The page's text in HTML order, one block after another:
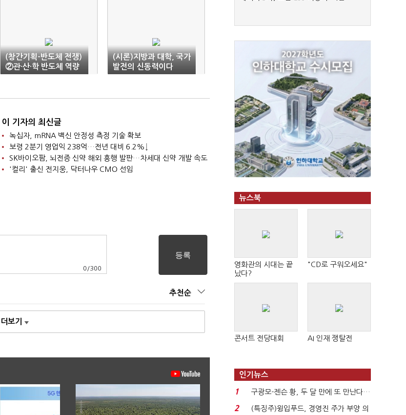
(창간기획-반도체 전쟁)
②관·산·학 반도체 역량
결집…중 2030년 ‘한국
(시론)지방과 대학, 국가
발전의 신동력이다
이 기자의 최신글
녹십자, mRNA 백신 안정성 측정 기술 확보
보령 2분기 영업익 238억…전년 대비 6.2%↓
SK바이오팜, 뇌전증 신약 해외 흥행 발판…차세대 신약 개발 속도
'컬리' 출신 전지웅, 닥터나우 CMO 선임
0 /300
추천순
보기
뉴스북
영화관의 시대는 끝
났다?
"CD로 구워오세요"
콘서트 전당대회 AI 인재 쟁탈전
인기뉴스
1
구광모-젠슨 황, 두 달 만에 또 만난다…
로봇·AI 등 논...
2
(특징주)윙입푸드, 경영진 주가 부양 의